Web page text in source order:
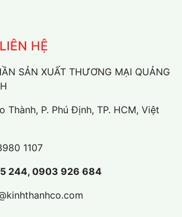
HỆ
SẢN XUẤT THƯƠNG MẠI QUẢNG
Thành, P. Phú Định, TP. HCM, Việt
1107
244, 0903 926 684